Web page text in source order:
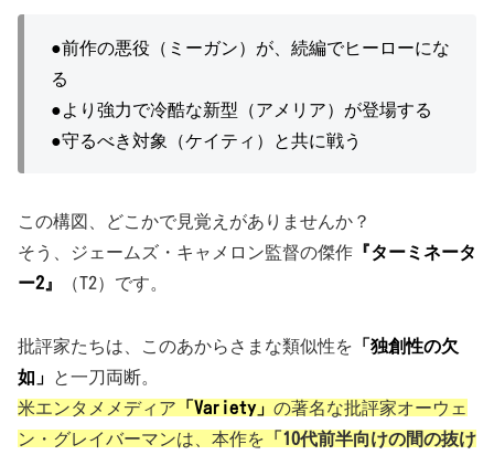
●前作の悪役（ミーガン）が、続編でヒーローにな
る
●より強力で冷酷な新型（アメリア）が登場する
●守るべき対象（ケイティ）と共に戦う
この構図、どこかで見覚えがありませんか？
そう、ジェームズ・キャメロン監督の傑作 『ターミネータ
ー2』
（T2）です。
批評家たちは、このあからさまな類似性を 「独創性の欠
如」
と一刀両断。
米エンタメメディア 「Variety」 の著名な批評家オーウェ
ン・グレイバーマンは、本作を 「10代前半向けの間の抜け